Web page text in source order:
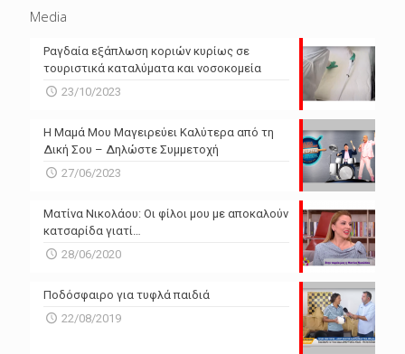
Media
Ραγδαία εξάπλωση κοριών κυρίως σε
τουριστικά καταλύματα και νοσοκομεία
23/10/2023
Η Μαμά Μου Μαγειρεύει Καλύτερα από τη
Δική Σου – Δηλώστε Συμμετοχή
27/06/2023
Ματίνα Νικολάου: Οι φίλοι μου με αποκαλούν
κατσαρίδα γιατί…
28/06/2020
Ποδόσφαιρο για τυφλά παιδιά
22/08/2019